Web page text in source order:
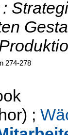
274-278
;